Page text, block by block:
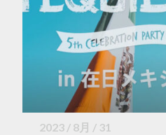
2023 / 8月 / 31